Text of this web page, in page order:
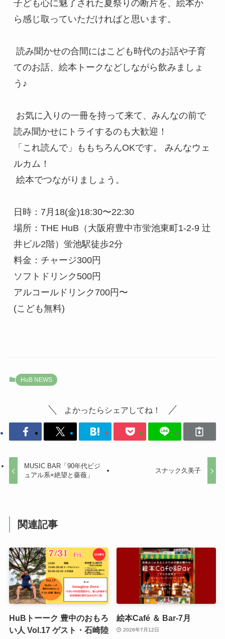
子ども心に魅了された夏祭りの断片を、絵本か
ら感じ取っていただければと思います。
てのお話、絵本トークなどしながら飲みましょ
う♪
読み聞かせにトライするのも大歓迎！
「これ読んで」ももちろんOKです。 みんなウェ
ルカム！
絵本でつながりましょう。
日時：7月18(金)18:30〜22:30
場所：THE HuB（大阪府豊中市蛍池東町1-2-9 辻
井ビル2階）蛍池駅徒歩2分
料金：チャージ300円
ソフトドリンク500円
アルコールドリンク700円〜
(こども無料)
HuB NEWS
よかったらシェアしてね！
MUSIC BAR「90年代ビジ
ュアル系×絶望と薔薇」
スナック久美子
関連記事
HuBトーーク 豊中のおもろ
い人 Vol.17 ゲスト・石崎陸
絵本Café ＆ Bar-7月
2026年7月12日